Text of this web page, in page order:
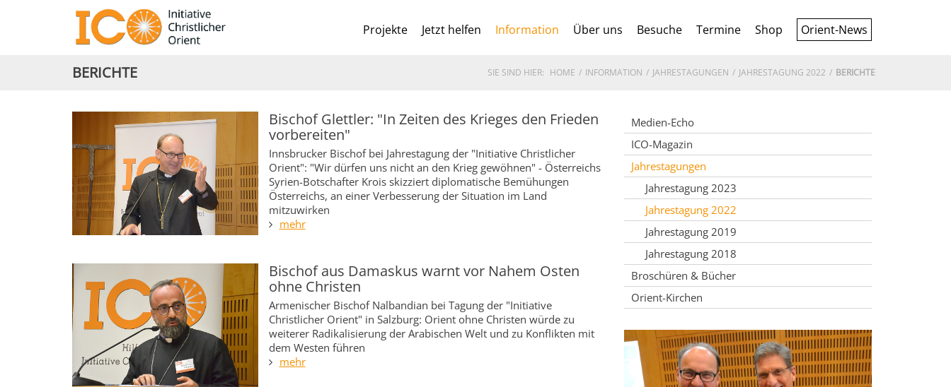
Projekte Jetzt helfen Information Über uns Besuche Termine Shop Orient-News
BERICHTE SIE SIND HIER: HOME INFORMATION JAHRESTAGUNGEN JAHRESTAGUNG 2022 BERICHTE
Bischof Glettler: "In Zeiten des Krieges den Frieden
vorbereiten"
Innsbrucker Bischof bei Jahrestagung der "Initiative Christlicher
Orient": "Wir dürfen uns nicht an den Krieg gewöhnen" - Österreichs
Syrien-Botschafter Krois skizziert diplomatische Bemühungen
Österreichs, an einer Verbesserung der Situation im Land
mitzuwirken
mehr
Bischof aus Damaskus warnt vor Nahem Osten
ohne Christen
Armenischer Bischof Nalbandian bei Tagung der "Initiative
Christlicher Orient" in Salzburg: Orient ohne Christen würde zu
weiterer Radikalisierung der Arabischen Welt und zu Konflikten mit
dem Westen führen
mehr
Medien-Echo
ICO-Magazin
Jahrestagungen
Jahrestagung 2023
Jahrestagung 2022
Jahrestagung 2019
Jahrestagung 2018
Broschüren & Bücher
Orient-Kirchen